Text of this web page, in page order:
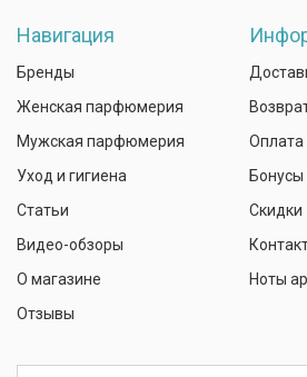
Навигация
Бренды
Женская парфюмерия
Мужская парфюмерия
Уход и гигиена
Статьи
Видео-обзоры
О магазине
Отзывы
Оплата
Бонусы
Скидки
Ноты